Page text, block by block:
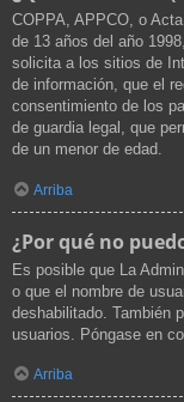
COPPA, APPCO, o
de 13 años del año
solicita a los sitios de
de información, que el
consentimiento de los
de guardia legal, que
de un menor de edad.
Arriba
¿Por qué no
Es posible que La
o que el nombre de
deshabilitado. También
usuarios. Póngase en
Arriba